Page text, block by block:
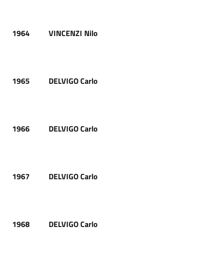
1964 VINCENZI Nilo
1965 DELVIGO Carlo
1966 DELVIGO Carlo
1967 DELVIGO Carlo
1968 DELVIGO Carlo